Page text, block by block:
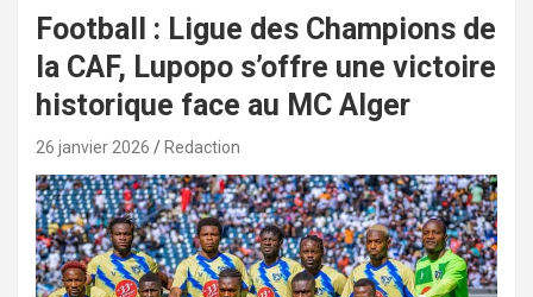
Football : Ligue des Champions de
la CAF, Lupopo s’offre une victoire
historique face au MC Alger
26 janvier 2026 Redaction